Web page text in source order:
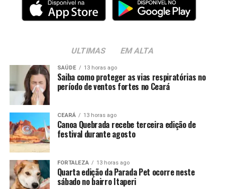
ULTIMAS EM ALTA
SAÚDE 13 horas ago
Saiba como proteger as vias respiratórias no
período de ventos fortes no Ceará
CEARÁ 13 horas ago
Canoa Quebrada recebe terceira edição de
festival durante agosto
FORTALEZA 13 horas ago
Quarta edição da Parada Pet ocorre neste
sábado no bairro Itaperi